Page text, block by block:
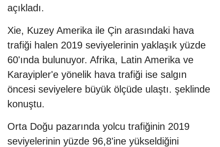
açıkladı.
Xie, Kuzey Amerika ile Çin arasındaki hava
trafiği halen 2019 seviyelerinin yaklaşık yüzde
60'ında bulunuyor. Afrika, Latin Amerika ve
Karayipler'e yönelik hava trafiği ise salgın
öncesi seviyelere büyük ölçüde ulaştı. şeklinde
konuştu.
Orta Doğu pazarında yolcu trafiğinin 2019
seviyelerinin yüzde 96,8'ine yükseldiğini